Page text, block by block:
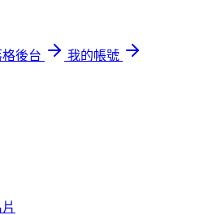
後台
我的帳號